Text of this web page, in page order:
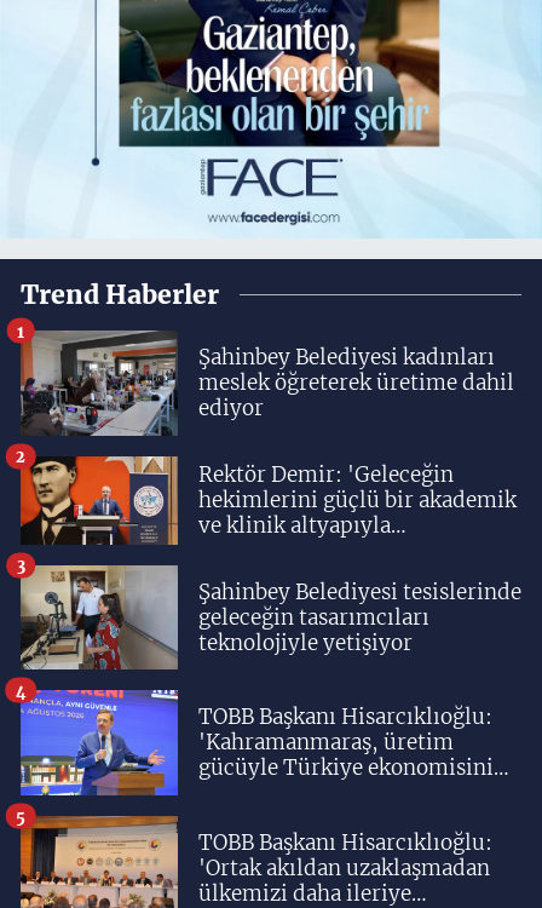
Trend Haberler
Şahinbey Belediyesi kadınları
meslek öğreterek üretime dahil
ediyor
1
Rektör Demir: 'Geleceğin
hekimlerini güçlü bir akademik
ve klinik altyapıyla
2
Şahinbey Belediyesi tesislerinde
geleceğin tasarımcıları
teknolojiyle yetişiyor
3
TOBB Başkanı Hisarcıklıoğlu:
'Kahramanmaraş, üretim
gücüyle Türkiye ekonomisinin
4
TOBB Başkanı Hisarcıklıoğlu:
'Ortak akıldan uzaklaşmadan
ülkemizi daha ileriye
5